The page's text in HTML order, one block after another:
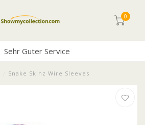
0
Sehr Guter Service
Snake Skinz Wire Sleeves